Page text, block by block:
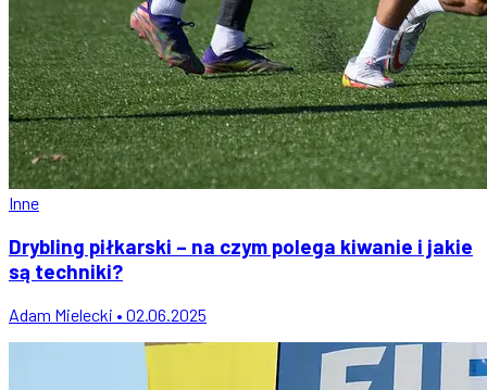
Inne
Drybling piłkarski – na czym polega kiwanie i jakie
są techniki?
Adam Mielecki • 02.06.2025